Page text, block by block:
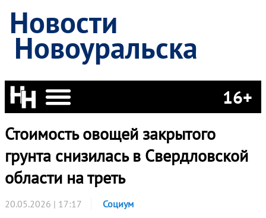
Новости
Новоуральска
16+
Стоимость овощей закрытого
грунта снизилась в Свердловской
области на треть
20.05.2026 | 17:17 Социум